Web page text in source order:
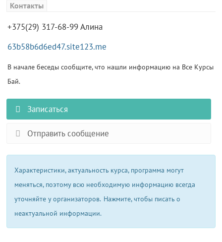
Контакты
+375(29) 317-68-99 Алина
63b58b6d6ed47.site123.me
В начале беседы сообщите, что нашли информацию на Все Курсы
Бай.
Записаться
Отправить сообщение
Характеристики, актуальность курса, программа могут
меняться, поэтому всю необходимую информацию всегда
уточняйте у организаторов. Нажмите, чтобы писать о
неактуальной информации.